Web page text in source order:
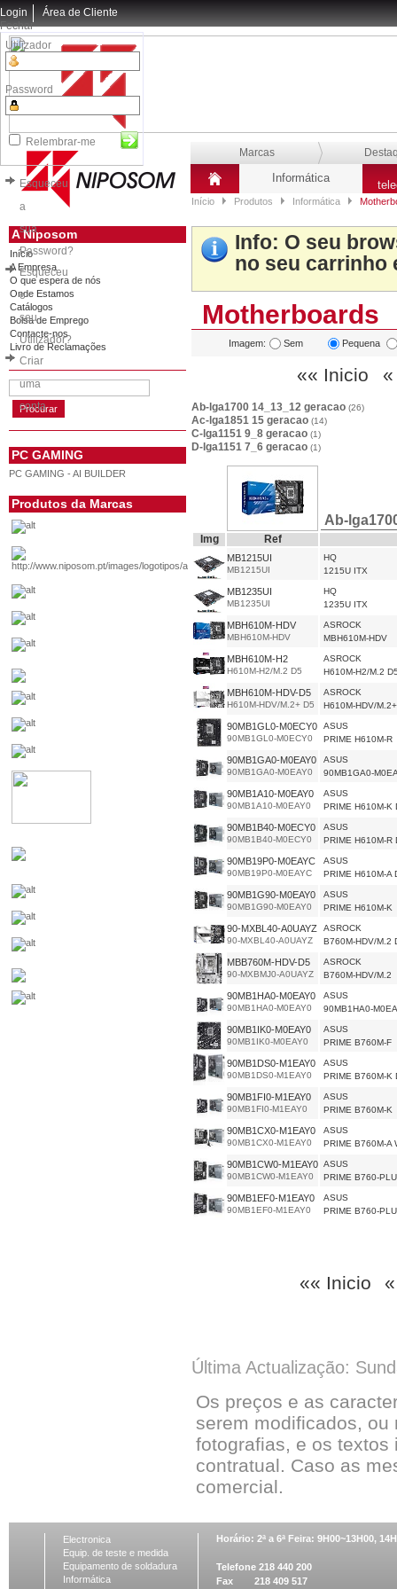
Login
Fechar
Utilizador
Password
Relembrar-me
Esqueceu
a
sua
Password?
Esqueceu
o
seu
Utilizador?
Criar
uma
conta
Área de Cliente
Marcas
Informática
Início Produtos Informática
A Niposom
Início
A Empresa
O que espera de nós
Onde Estamos
Catálogos
Bolsa de Emprego
Contacte-nos
Livro de Reclamações
PC GAMING
PC GAMING - AI BUILDER
Produtos da Marcas
Info: O seu
no seu carrinho
Motherboards
Imagem: Sem Pequena
«« Inicio «
Ab-lga1700 14_13_12 geracao (26)
Ac-lga1851 15 geracao (14)
C-lga1151 9_8 geracao (1)
D-lga1151 7_6 geracao (1)
Ab-
Img Ref
MB1215UI
MB1215UI
HQ
1215U ITX
MB1235UI
MB1235UI
HQ
1235U ITX
MBH610M-HDV
MBH610M-HDV
ASROCK
MBH610M-HDV
MBH610M-H2
H610M-H2/M.2 D5
ASROCK
H610M-H2/M.2
MBH610M-HDV-D5
H610M-HDV/M.2+ D5
ASROCK
H610M-HDV/
90MB1GL0-M0ECY0
90MB1GL0-M0ECY0
ASUS
PRIME H610M-R
90MB1GA0-M0EAY0
90MB1GA0-M0EAY0
ASUS
90MB1GA0-
90MB1A10-M0EAY0
90MB1A10-M0EAY0
ASUS
PRIME H610M-K
90MB1B40-M0ECY0
90MB1B40-M0ECY0
ASUS
PRIME H610M-R
90MB19P0-M0EAYC
90MB19P0-M0EAYC
ASUS
PRIME H610M-A
90MB1G90-M0EAY0
90MB1G90-M0EAY0
ASUS
PRIME H610M-K
90-MXBL40-A0UAYZ
90-MXBL40-A0UAYZ
ASROCK
B760M-HDV/M.2
MBB760M-HDV-D5
90-MXBMJ0-A0UAYZ
ASROCK
B760M-HDV/M.2
90MB1HA0-M0EAY0
90MB1HA0-M0EAY0
ASUS
90MB1HA0-
90MB1IK0-M0EAY0
90MB1IK0-M0EAY0
ASUS
PRIME B760M-F
90MB1DS0-M1EAY0
90MB1DS0-M1EAY0
ASUS
PRIME B760M-K
90MB1FI0-M1EAY0
90MB1FI0-M1EAY0
ASUS
PRIME B760M-K
90MB1CX0-M1EAY0
90MB1CX0-M1EAY0
ASUS
PRIME B760M-A
90MB1CW0-M1EAY0
90MB1CW0-M1EAY0
ASUS
PRIME B760-
90MB1EF0-M1EAY0
90MB1EF0-M1EAY0
ASUS
PRIME B760-
«« Inicio
Última Actualização:
Os preços e as
serem modificados, ou
fotografias, e os
contratual. Caso as
comercial.
Electronica
Equip. de teste e medida
Equipamento de soldadura
Informática
Horário: 2ª a 6ª Feira: 9H00~13H00,
Telefone 218 440 200
Fax 218 409 517